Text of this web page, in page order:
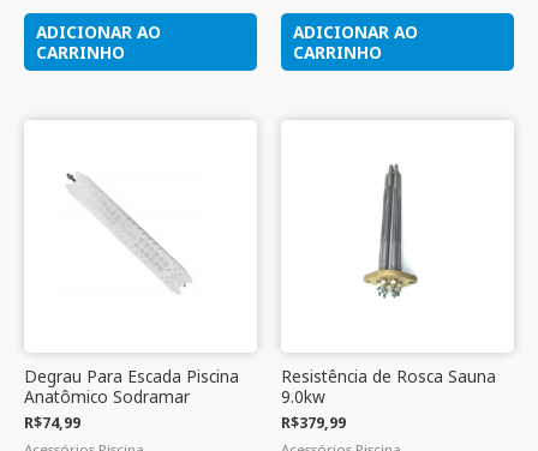
ADICIONAR AO
CARRINHO
ADICIONAR AO
CARRINHO
Degrau Para Escada Piscina
Anatômico Sodramar
R$74,99
Resistência de Rosca Sauna
9.0kw
R$379,99